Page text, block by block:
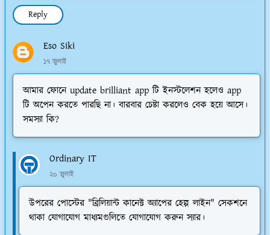
Reply
Eso Siki
১৭ জুলাই
আমার ফোনে update brilliant app টি ইনস্টলেশন হলেও app
টি অপেন করতে পারছি না। বারবার চেষ্টা করলেও বেক হয়ে আসে।
সমস্যা কি?
Ordinary IT
২০ জুলাই
উপরের পোস্টের "ব্রিলিয়ান্ট কানেক্ট অ্যাপের হেল্প লাইন" সেকশনে
থাকা যোগাযোগ মাধ্যমগুলিতে যোগাযোগ করুন স্যার।